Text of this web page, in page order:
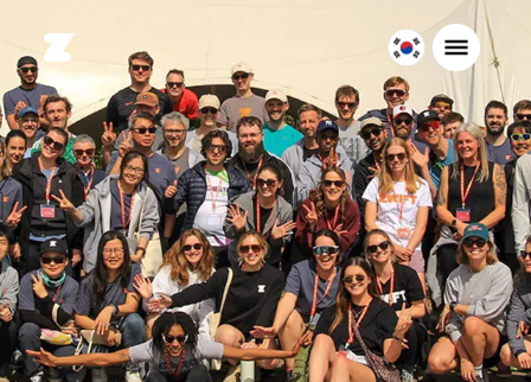
대
한
민
국
한
국
어